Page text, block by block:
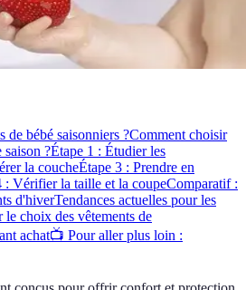
de bébé saisonniers ?Comment choisir
saison ?Étape 1 : Étudier les
la coucheÉtape 3 : Prendre en
: Vérifier la taille et la coupeComparatif :
d'hiverTendances actuelles pour les
le choix des vêtements de
achat📺 Pour aller plus loin :